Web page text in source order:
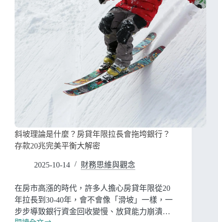
斜坡理論是什麼？房貸年限拉長會拖垮銀行？
存款20兆完美平衡大解密
2025-10-14 財務思維與觀念
在房市高漲的時代，許多人擔心房貸年限從20
年拉長到30-40年，會不會像「滑坡」一樣，一
步步導致銀行資金回收變慢、放貸能力崩潰…